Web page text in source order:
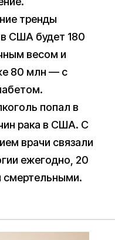
тренды
в США будет 180
весом и
80 млн — с
попал в
рака в США. С
врачи связали
ежегодно, 20
смертельными.